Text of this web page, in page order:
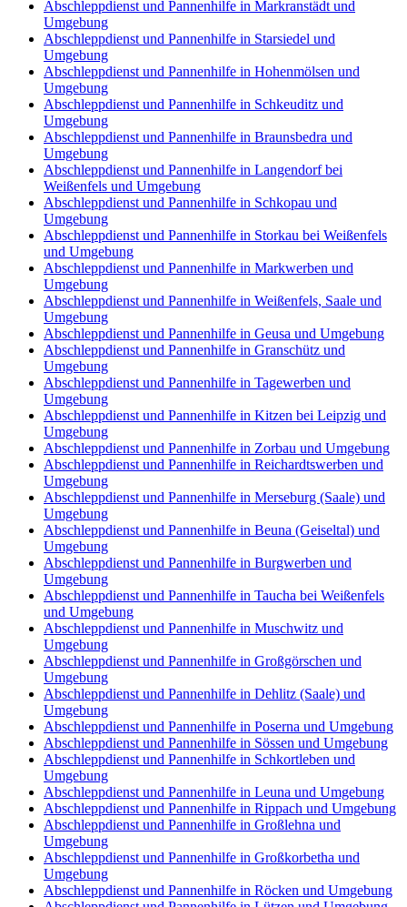
Abschleppdienst und Pannenhilfe in Markranstädt und
Umgebung
Abschleppdienst und Pannenhilfe in Starsiedel und
Umgebung
Abschleppdienst und Pannenhilfe in Hohenmölsen und
Umgebung
Abschleppdienst und Pannenhilfe in Schkeuditz und
Umgebung
Abschleppdienst und Pannenhilfe in Braunsbedra und
Umgebung
Abschleppdienst und Pannenhilfe in Langendorf bei
Weißenfels und Umgebung
Abschleppdienst und Pannenhilfe in Schkopau und
Umgebung
Abschleppdienst und Pannenhilfe in Storkau bei Weißenfels
und Umgebung
Abschleppdienst und Pannenhilfe in Markwerben und
Umgebung
Abschleppdienst und Pannenhilfe in Weißenfels, Saale und
Umgebung
Abschleppdienst und Pannenhilfe in Geusa und Umgebung
Abschleppdienst und Pannenhilfe in Granschütz und
Umgebung
Abschleppdienst und Pannenhilfe in Tagewerben und
Umgebung
Abschleppdienst und Pannenhilfe in Kitzen bei Leipzig und
Umgebung
Abschleppdienst und Pannenhilfe in Zorbau und Umgebung
Abschleppdienst und Pannenhilfe in Reichardtswerben und
Umgebung
Abschleppdienst und Pannenhilfe in Merseburg (Saale) und
Umgebung
Abschleppdienst und Pannenhilfe in Beuna (Geiseltal) und
Umgebung
Abschleppdienst und Pannenhilfe in Burgwerben und
Umgebung
Abschleppdienst und Pannenhilfe in Taucha bei Weißenfels
und Umgebung
Abschleppdienst und Pannenhilfe in Muschwitz und
Umgebung
Abschleppdienst und Pannenhilfe in Großgörschen und
Umgebung
Abschleppdienst und Pannenhilfe in Dehlitz (Saale) und
Umgebung
Abschleppdienst und Pannenhilfe in Poserna und Umgebung
Abschleppdienst und Pannenhilfe in Sössen und Umgebung
Abschleppdienst und Pannenhilfe in Schkortleben und
Umgebung
Abschleppdienst und Pannenhilfe in Leuna und Umgebung
Abschleppdienst und Pannenhilfe in Rippach und Umgebung
Abschleppdienst und Pannenhilfe in Großlehna und
Umgebung
Abschleppdienst und Pannenhilfe in Großkorbetha und
Umgebung
Abschleppdienst und Pannenhilfe in Röcken und Umgebung